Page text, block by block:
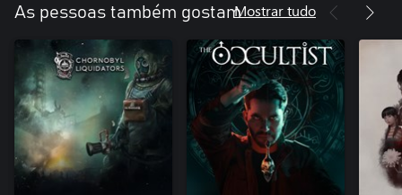
As pessoas também gostamMostrar tudo